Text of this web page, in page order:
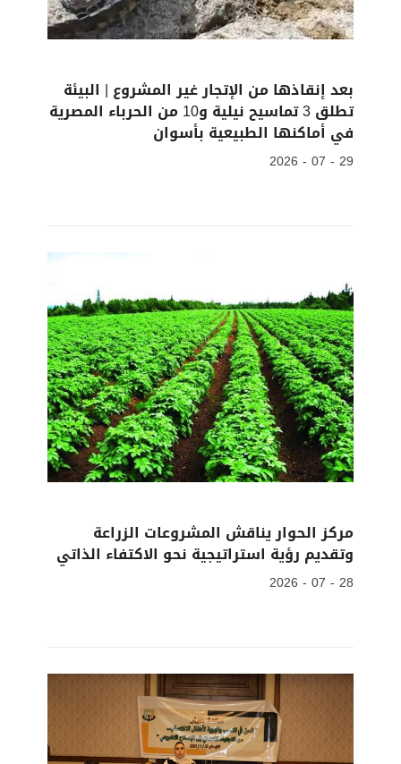
بعد إنقاذها من الإتجار غير المشروع | البيئة
تطلق 3 تماسيح نيلية و10 من الحرباء المصرية
في أماكنها الطبيعية بأسوان
29 - 07 - 2026
مركز الحوار يناقش المشروعات الزراعة
وتقديم رؤية استراتيجية نحو الاكتفاء الذاتي
28 - 07 - 2026